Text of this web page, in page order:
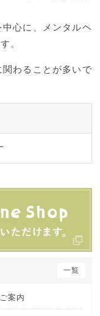
心に、メンタルヘ
。
わることが多いで
一覧
案内